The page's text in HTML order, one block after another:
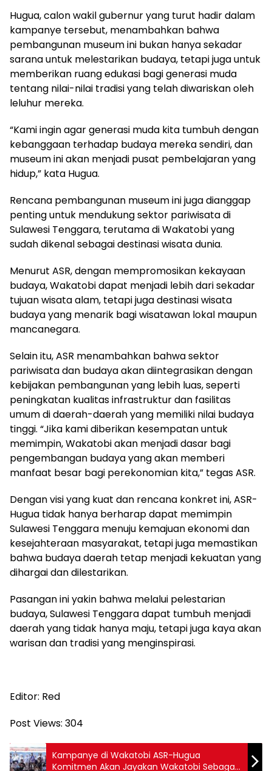
Hugua, calon wakil gubernur yang turut hadir dalam
kampanye tersebut, menambahkan bahwa
pembangunan museum ini bukan hanya sekadar
sarana untuk melestarikan budaya, tetapi juga untuk
memberikan ruang edukasi bagi generasi muda
tentang nilai-nilai tradisi yang telah diwariskan oleh
leluhur mereka.
“Kami ingin agar generasi muda kita tumbuh dengan
kebanggaan terhadap budaya mereka sendiri, dan
museum ini akan menjadi pusat pembelajaran yang
hidup,” kata Hugua.
Rencana pembangunan museum ini juga dianggap
penting untuk mendukung sektor pariwisata di
Sulawesi Tenggara, terutama di Wakatobi yang
sudah dikenal sebagai destinasi wisata dunia.
Menurut ASR, dengan mempromosikan kekayaan
budaya, Wakatobi dapat menjadi lebih dari sekadar
tujuan wisata alam, tetapi juga destinasi wisata
budaya yang menarik bagi wisatawan lokal maupun
mancanegara.
Selain itu, ASR menambahkan bahwa sektor
pariwisata dan budaya akan diintegrasikan dengan
kebijakan pembangunan yang lebih luas, seperti
peningkatan kualitas infrastruktur dan fasilitas
umum di daerah-daerah yang memiliki nilai budaya
tinggi. “Jika kami diberikan kesempatan untuk
memimpin, Wakatobi akan menjadi dasar bagi
pengembangan budaya yang akan memberi
manfaat besar bagi perekonomian kita,” tegas ASR.
Dengan visi yang kuat dan rencana konkret ini, ASR-
Hugua tidak hanya berharap dapat memimpin
Sulawesi Tenggara menuju kemajuan ekonomi dan
kesejahteraan masyarakat, tetapi juga memastikan
bahwa budaya daerah tetap menjadi kekuatan yang
dihargai dan dilestarikan.
Pasangan ini yakin bahwa melalui pelestarian
budaya, Sulawesi Tenggara dapat tumbuh menjadi
daerah yang tidak hanya maju, tetapi juga kaya akan
warisan dan tradisi yang menginspirasi.
Editor: Red
Post Views: 304
Kampanye di Wakatobi ASR-Hugua
Komitmen Akan Jayakan Wakatobi Sebagai